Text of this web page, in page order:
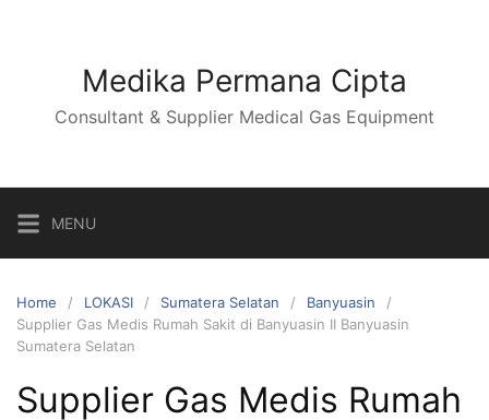
Medika Permana Cipta
Consultant & Supplier Medical Gas Equipment
MENU
Home LOKASI Sumatera Selatan
Banyuasin
Supplier Gas Medis Rumah Sakit di Banyuasin II Banyuasin
Sumatera Selatan
Supplier Gas Medis Rumah